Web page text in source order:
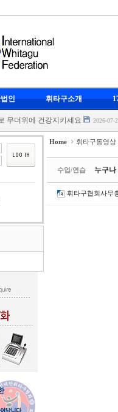
인 휘타구소개
럽대항전 2026-07-20 -
휘타
스포츠에서도 인정한 뉴 스포츠 휘타
무더위에 건강지키세요
2026-07-
도클럽 남여복식
집 프로그램 휘타구 촬영
럽대항전
2026-07-20 -
휘타
포츠에서도 인정한 뉴 스포츠 휘타
무더위에 건강지키세요
2026-07-
도클럽 남여복식
집 프로그램 휘타구 촬영
Home 휘타구동영상
수업/연습 누구
휘타구협회사무